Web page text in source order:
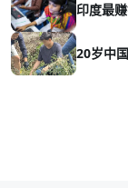
印度最
20岁中